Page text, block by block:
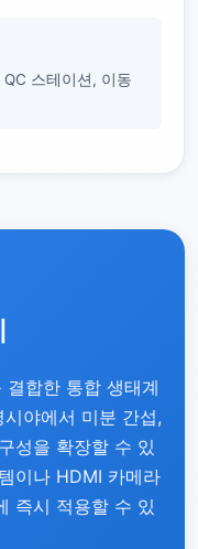
스테이션, 이동
결합한 통합 생태계
야에서 미분 간섭,
성을 확장할 수 있
이나 HDMI 카메라
즉시 적용할 수 있